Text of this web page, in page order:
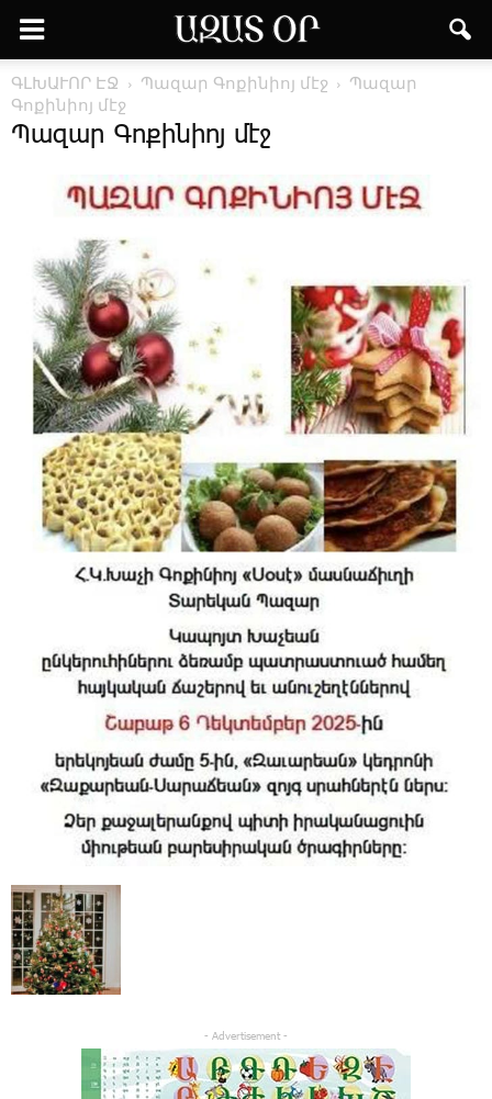
ԳԼԽԱՒՈՐ ԷՋ ­Պա­զար ­Գո­քի­նիոյ ­մէջ
Պազար
Գոքինիոյ մէջ
Պազար Գոքինիոյ մէջ
- Advertisement -